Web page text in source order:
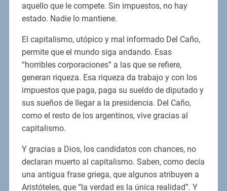
aquello que le compete. Sin impuestos, no hay
estado. Nadie lo mantiene.
El capitalismo, utópico y mal informado Del Caño,
permite que el mundo siga andando. Esas
“horribles corporaciones” a las que se refiere,
generan riqueza. Esa riqueza da trabajo y con los
impuestos que paga, paga su sueldo de diputado y
sus sueños de llegar a la presidencia. Del Caño,
como el resto de los argentinos, vive gracias al
capitalismo.
Y gracias a Dios, los candidatos con chances, no
declaran muerto al capitalismo. Saben, como decía
una antigua frase griega, que algunos atribuyen a
Aristóteles, que “la verdad es la única realidad”. Y